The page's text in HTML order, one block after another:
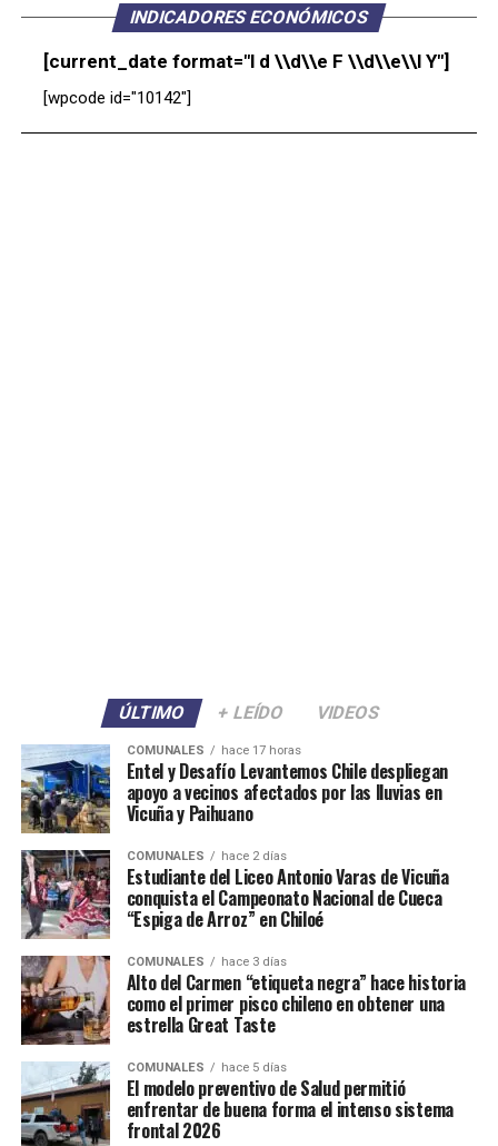
INDICADORES ECONÓMICOS
[current_date format="l d \\d\\e F \\d\\e\\l Y"]
[wpcode id="10142"]
ÚLTIMO + LEÍDO VIDEOS
COMUNALES hace 17 horas
Entel y Desafío Levantemos Chile despliegan
apoyo a vecinos afectados por las lluvias en
Vicuña y Paihuano
COMUNALES hace 2 días
Estudiante del Liceo Antonio Varas de Vicuña
conquista el Campeonato Nacional de Cueca
“Espiga de Arroz” en Chiloé
COMUNALES hace 3 días
Alto del Carmen “etiqueta negra” hace historia
como el primer pisco chileno en obtener una
estrella Great Taste
COMUNALES hace 5 días
El modelo preventivo de Salud permitió
enfrentar de buena forma el intenso sistema
frontal 2026